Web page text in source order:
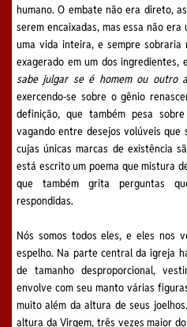
humano. O embate não era direto,
serem encaixadas, mas essa não
uma vida inteira, e sempre sobraria
exagerado em um dos ingredientes,
sabe julgar se é homem ou outro
exercendo-se sobre o gênio
definição, que também pesa
vagando entre desejos volúveis que
cujas únicas marcas de existência
está escrito um poema que mistura
que também grita perguntas
respondidas.
Nós somos todos eles, e eles nos
espelho. Na parte central da igreja
de tamanho desproporcional,
envolve com seu manto várias
muito além da altura de seus
altura da Virgem, três vezes maior